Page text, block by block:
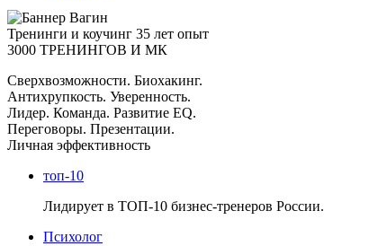
Тренинги и коучинг 35 лет опыт
3000 ТРЕНИНГОВ И МК
Сверхвозможности. Биохакинг.
Антихрупкость. Уверенность.
Лидер. Команда. Развитие EQ.
Переговоры. Презентации.
Личная эффективность
топ-10
Лидирует в ТОП-10 бизнес-тренеров России.
Психолог